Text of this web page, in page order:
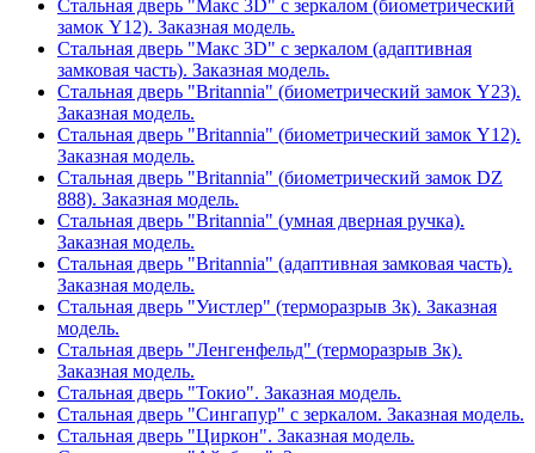
Стальная дверь "Макс 3D" с зеркалом (биометрический
замок Y12). Заказная модель.
Стальная дверь "Макс 3D" с зеркалом (адаптивная
замковая часть). Заказная модель.
Стальная дверь "Britannia" (биометрический замок Y23).
Заказная модель.
Стальная дверь "Britannia" (биометрический замок Y12).
Заказная модель.
Стальная дверь "Britannia" (биометрический замок DZ
888). Заказная модель.
Стальная дверь "Britannia" (умная дверная ручка).
Заказная модель.
Стальная дверь "Britannia" (адаптивная замковая часть).
Заказная модель.
Стальная дверь "Уистлер" (терморазрыв 3к). Заказная
модель.
Стальная дверь "Ленгенфельд" (терморазрыв 3к).
Заказная модель.
Стальная дверь "Токио". Заказная модель.
Стальная дверь "Сингапур" с зеркалом. Заказная модель.
Стальная дверь "Циркон". Заказная модель.